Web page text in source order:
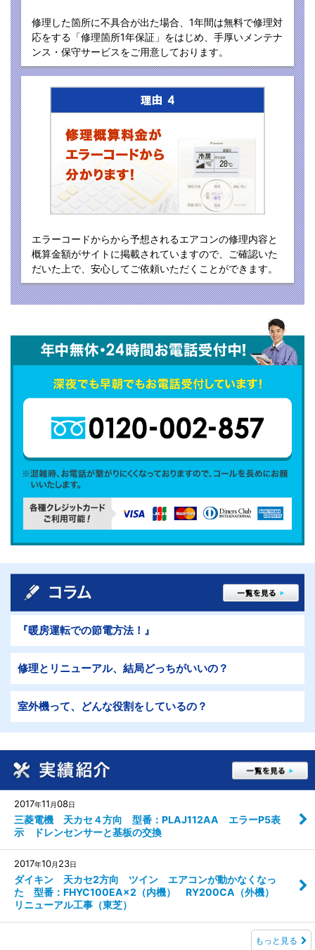
修理した箇所に不具合が出た場合、1年間は無料で修理対
応をする「修理箇所1年保証」をはじめ、手厚いメンテナ
ンス・保守サービスをご用意しております。
エラーコードからから予想されるエアコンの修理内容と
概算金額がサイトに掲載されていますので、ご確認いた
だいた上で、安心してご依頼いただくことができます。
『暖房運転での節電方法！』
修理とリニューアル、結局どっちがいいの？
室外機って、どんな役割をしているの？
2017年11月08日
三菱電機 天カセ４方向 型番：PLAJ112AA エラーP5表
示 ドレンセンサーと基板の交換
2017年10月 23日
ダイキン 天カセ2方向 ツイン エアコンが動かなくなっ
た 型番：FHYC100EA×2（内機） RY200CA（外機）
リニューアル工事（東芝）
もっと見る